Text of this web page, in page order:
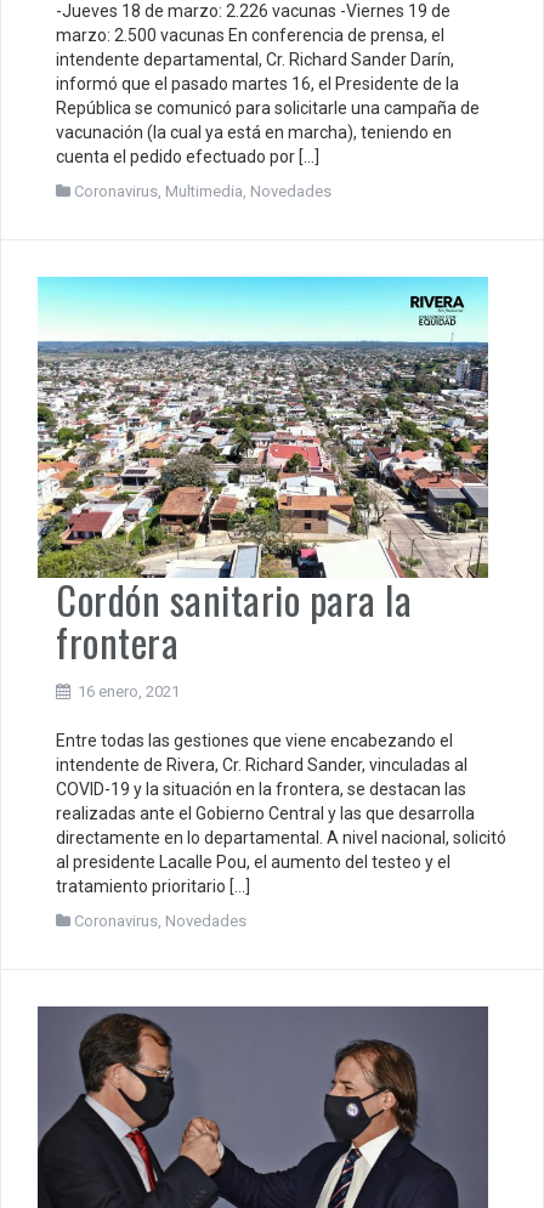
-Jueves 18 de marzo: 2.226 vacunas -Viernes 19 de
marzo: 2.500 vacunas En conferencia de prensa, el
intendente departamental, Cr. Richard Sander Darín,
informó que el pasado martes 16, el Presidente de la
República se comunicó para solicitarle una campaña de
vacunación (la cual ya está en marcha), teniendo en
cuenta el pedido efectuado por […]
Coronavirus, Multimedia, Novedades
Cordón sanitario para la
frontera
16 enero, 2021
Entre todas las gestiones que viene encabezando el
intendente de Rivera, Cr. Richard Sander, vinculadas al
COVID-19 y la situación en la frontera, se destacan las
realizadas ante el Gobierno Central y las que desarrolla
directamente en lo departamental. A nivel nacional, solicitó
al presidente Lacalle Pou, el aumento del testeo y el
tratamiento prioritario […]
Coronavirus Novedades